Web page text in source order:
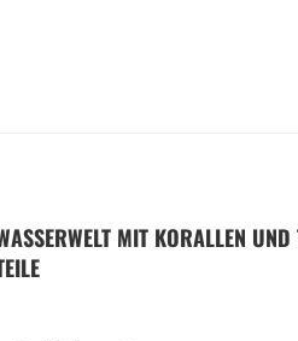
MIT KORALLEN